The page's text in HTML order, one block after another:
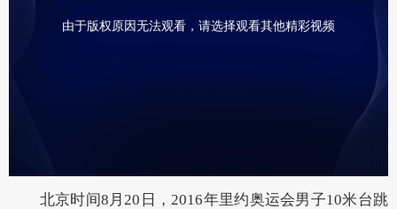
由于版权原因无法观看，请选择观看其他精彩视频
北京时间8月20日，2016年里约奥运会男子10米台跳